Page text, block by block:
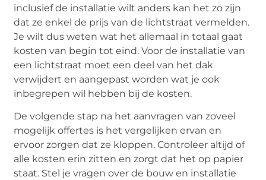
inclusief de installatie wilt anders kan het zo zijn
dat ze enkel de prijs van de lichtstraat vermelden.
Je wilt dus weten wat het allemaal in totaal gaat
kosten van begin tot eind. Voor de installatie van
een lichtstraat moet een deel van het dak
verwijdert en aangepast worden wat je ook
inbegrepen wil hebben bij de kosten.
De volgende stap na het aanvragen van zoveel
mogelijk offertes is het vergelijken ervan en
ervoor zorgen dat ze kloppen. Controleer altijd of
alle kosten erin zitten en zorgt dat het op papier
staat. Stel je vragen over de bouw en installatie